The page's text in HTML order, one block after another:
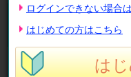
【電子チケット】東京
ト ※引換場所:法人サ
ログインできない場合
はじめての方はこちら
は